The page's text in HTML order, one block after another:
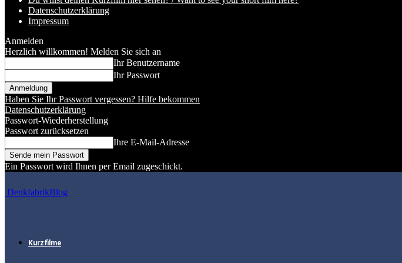
Datenschutzerklärung
Impressum
Anmelden
Herzlich willkommen! Melden Sie sich an
Ihr Benutzername
Ihr Passwort
Haben Sie Ihr Passwort vergessen? Hilfe bekommen
Datenschutzerklärung
Passwort-Wiederherstellung
Passwort zurücksetzen
Ihre E-Mail-Adresse
Ein Passwort wird Ihnen per Email zugeschickt.
DenkfabrikBlog
Kurzfilme